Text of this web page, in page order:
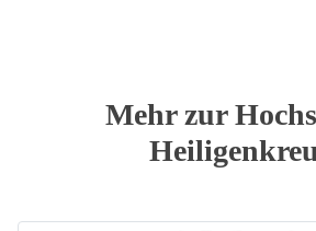
Mehr zur